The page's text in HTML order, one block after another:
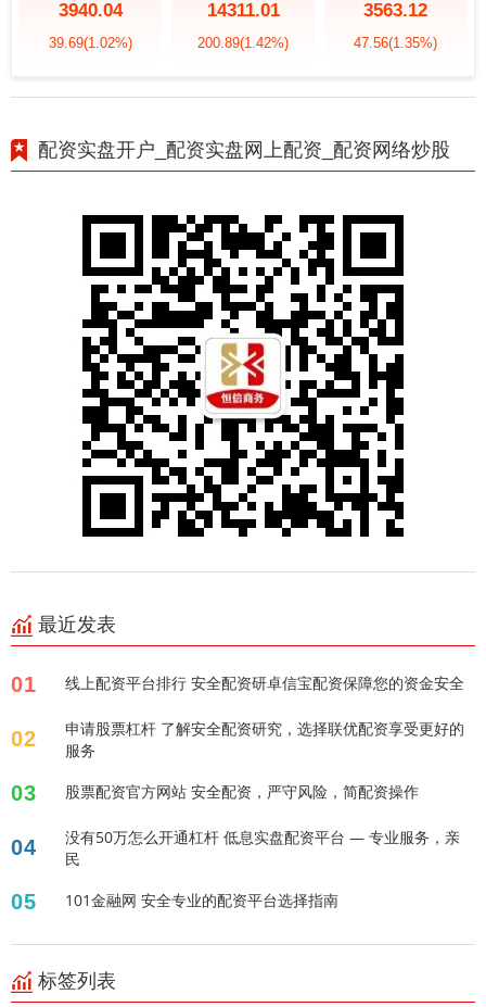
3940.04
39.69(1.02%)
14311.01
200.89(1.42%)
3563.12
47.56(1.35%)
配资实盘开户_配资实盘网上配资_配资网络炒股
最近发表
01 线上配资平台排行 安全配资研卓信宝配资保障您的资金安全
02
申请股票杠杆 了解安全配资研究，选择联优配资享受更好的
服务
03 股票配资官方网站 安全配资，严守风险，简配资操作
04
没有50万怎么开通杠杆 低息实盘配资平台 — 专业服务，亲
民
05 101金融网 安全专业的配资平台选择指南
标签列表